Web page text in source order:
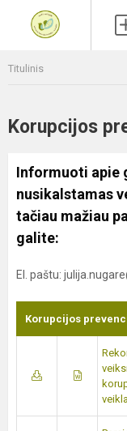
Titulinis
Korupcijos
Informuoti apie
nusikalstamas
tačiau mažiau
galite:
El. paštu:
Korupcijos